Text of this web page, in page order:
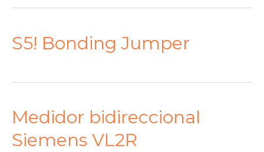
S5! Bonding Jumper
Medidor bidireccional
Siemens VL2R